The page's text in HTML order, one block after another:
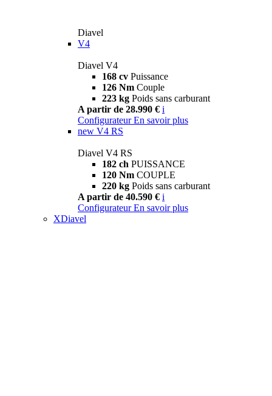
Diavel
V4
Diavel V4
168 cv Puissance
126 Nm Couple
223 kg Poids sans carburant
A partir de 28.990 € i
Configurateur En savoir plus
new V4 RS
Diavel V4 RS
182 ch PUISSANCE
120 Nm COUPLE
220 kg Poids sans carburant
A partir de 40.590 € i
Configurateur En savoir plus
XDiavel